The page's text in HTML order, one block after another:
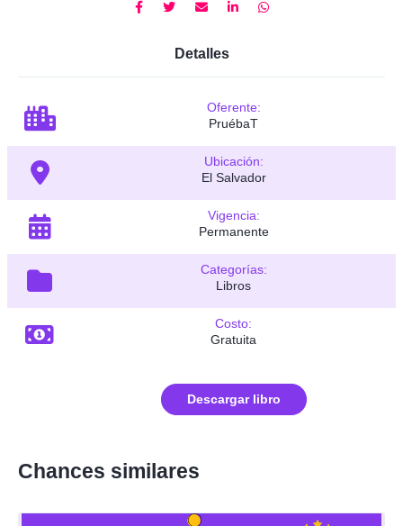
Detalles
Oferente:
PruébaT
Ubicación:
El Salvador
Vigencia:
Permanente
Categorías:
Libros
Costo:
Gratuita
Descargar libro
Chances similares